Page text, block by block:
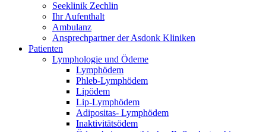
Seeklinik Zechlin
Ihr Aufenthalt
Ambulanz
Ansprechpartner der Asdonk Kliniken
Patienten
Lymphologie und Ödeme
Lymphödem
Phleb-Lymphödem
Lipödem
Lip-Lymphödem
Adipositas- Lymphödem
Inaktivitätsödem